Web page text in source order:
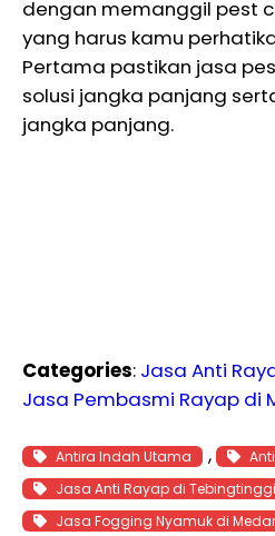
dengan memanggil pest
yang harus kamu
Pertama pastikan jasa
solusi jangka panjang
jangka panjang.
Categories: Jasa Anti
Jasa Pembasmi Rayap di
Antira Indah Utama ,
Jasa Anti Rayap di Tebingtinggi
Jasa Fogging Nyamuk di